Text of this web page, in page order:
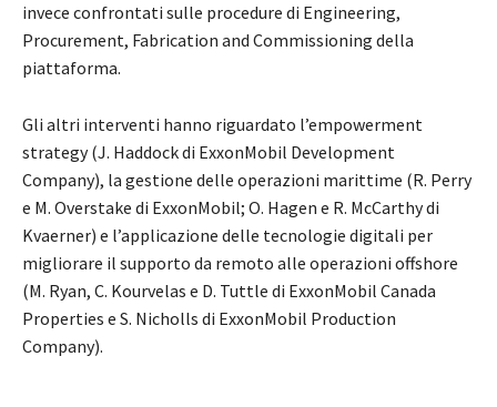
invece confrontati sulle procedure di Engineering,
Procurement, Fabrication and Commissioning della
piattaforma.
Gli altri interventi hanno riguardato l’empowerment
strategy (J. Haddock di ExxonMobil Development
Company), la gestione delle operazioni marittime (R. Perry
e M. Overstake di ExxonMobil; O. Hagen e R. McCarthy di
Kvaerner) e l’applicazione delle tecnologie digitali per
migliorare il supporto da remoto alle operazioni offshore
(M. Ryan, C. Kourvelas e D. Tuttle di ExxonMobil Canada
Properties e S. Nicholls di ExxonMobil Production
Company).